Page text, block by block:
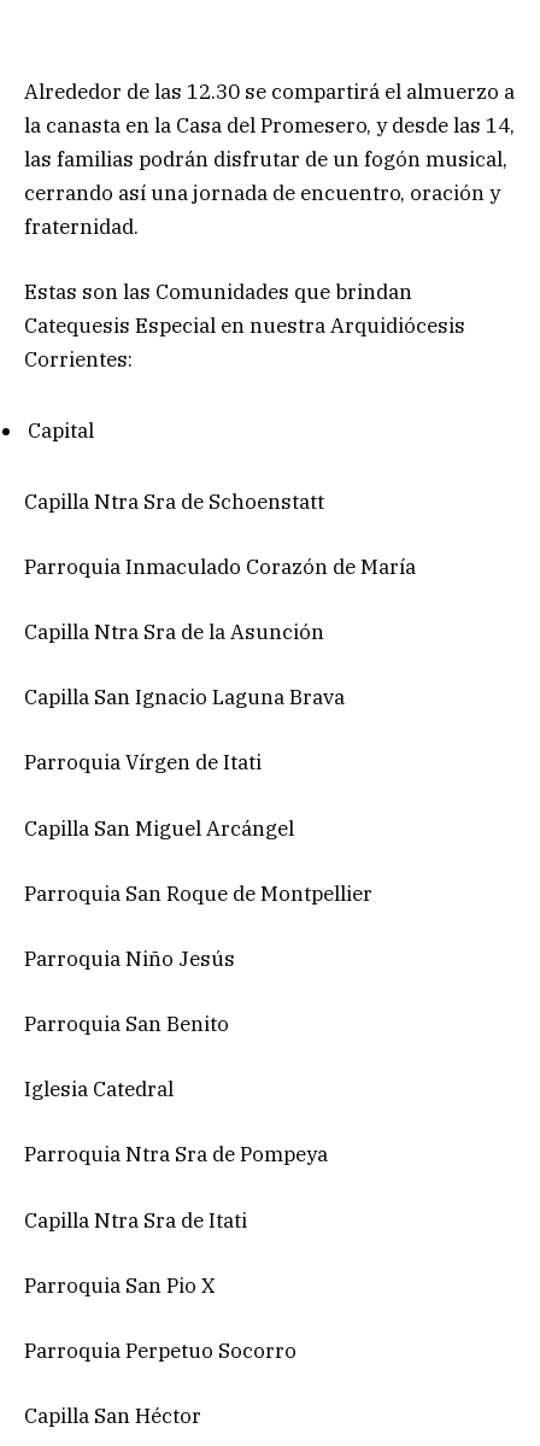
Alrededor de las 12.30 se compartirá el almuerzo a
la canasta en la Casa del Promesero, y desde las 14,
las familias podrán disfrutar de un fogón musical,
cerrando así una jornada de encuentro, oración y
fraternidad.
Estas son las Comunidades que brindan
Catequesis Especial en nuestra Arquidiócesis
Corrientes:
Capital
Capilla Ntra Sra de Schoenstatt
Parroquia Inmaculado Corazón de María
Capilla Ntra Sra de la Asunción
Capilla San Ignacio Laguna Brava
Parroquia Vírgen de Itati
Capilla San Miguel Arcángel
Parroquia San Roque de Montpellier
Parroquia Niño Jesús
Parroquia San Benito
Iglesia Catedral
Parroquia Ntra Sra de Pompeya
Capilla Ntra Sra de Itati
Parroquia San Pio X
Parroquia Perpetuo Socorro
Capilla San Héctor